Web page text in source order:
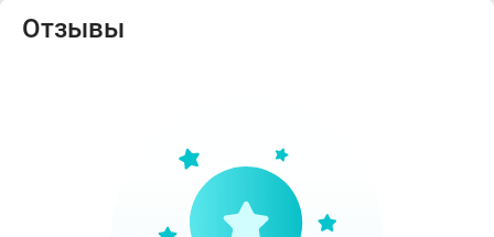
Отзывы